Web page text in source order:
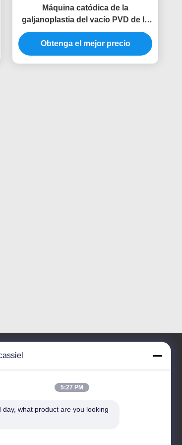
Máquina catódica de la
galjanoplastia del vacío PVD de la
vaporización del arco de los
dispositivos de cocina del lavabo
del acero inoxidable para el color
Obtenga el mejor precio
la 1ra calle, camino de Niulanwei, ciudad de
distrito de Nanhai, Foshan, Guangdong,
5:27 PM
day, what product are you looking